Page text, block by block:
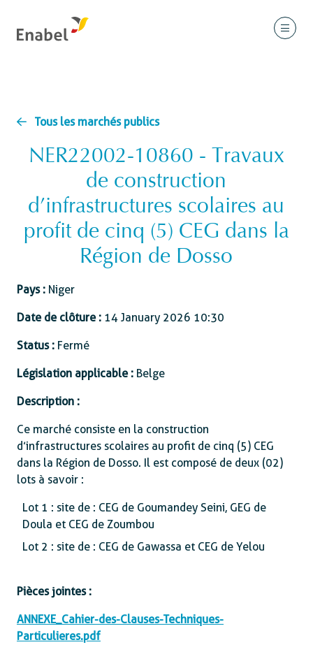
Tous les marchés publics
NER22002-10860 - Travaux
de construction
d’infrastructures scolaires au
profit de cinq (5) CEG dans la
Région de Dosso
Pays : Niger
Date de clôture : 14 January 2026 10:30
Status : Fermé
Législation applicable : Belge
Description :
Ce marché consiste en la construction
d’infrastructures scolaires au profit de cinq (5) CEG
dans la Région de Dosso. Il est composé de deux (02)
lots à savoir :
Lot 1 : site de : CEG de Goumandey Seini, GEG de
Doula et CEG de Zoumbou
Lot 2 : site de : CEG de Gawassa et CEG de Yelou
Pièces jointes :
ANNEXE_Cahier-des-Clauses-Techniques-
Particulieres.pdf